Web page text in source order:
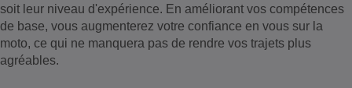
soit leur niveau d'expérience. En améliorant vos compétences
de base, vous augmenterez votre confiance en vous sur la
moto, ce qui ne manquera pas de rendre vos trajets plus
agréables.